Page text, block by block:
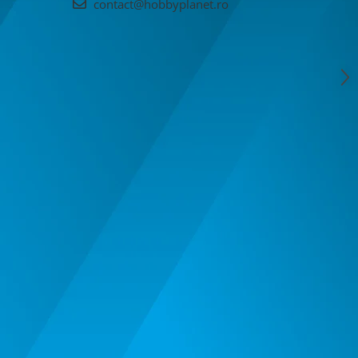
contact@hobbyplanet.ro